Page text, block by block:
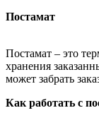
Постамат
Постамат – это
хранения
может забрать
Как работать с